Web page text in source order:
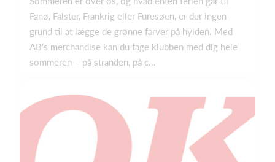
Fanø, Falster, Frankrig eller Furesøen, er der ingen
grund til at lægge de grønne farver på hylden. Med
AB's merchandise kan du tage klubben med dig hele
sommeren – på stranden, på c...